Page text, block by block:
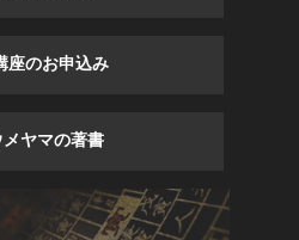
のお申込み
ヤマの著書